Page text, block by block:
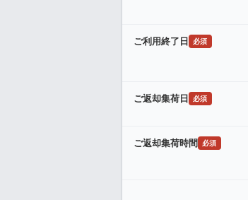
ご利用終了日 必須
ご返却集荷日 必須
ご返却集荷時間 必須